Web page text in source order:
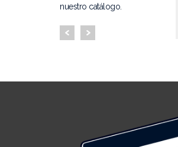
nuestro catálogo.
Audi SQ5